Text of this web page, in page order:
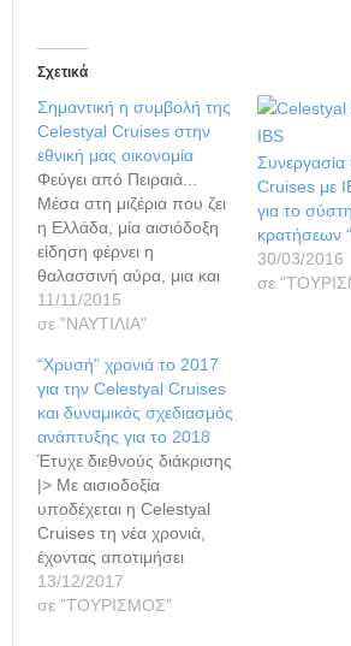
Σχετικά
Σημαντική η συμβολή της
Celestyal Cruises στην
εθνική μας οικονομία
Φεύγει από Πειραιά...
Μέσα στη μιζέρια που ζει
η Ελλάδα, μία αισιόδοξη
είδηση φέρνει η
θαλασσινή αύρα, μια και
η Celestyal Cruises, έχει
το… θράσος να δηλώνει
χτύπησε η οικονομική
κρίση, αλλά σημείωσε και
μεγαλύτερα κέρδη, ενώ η
περίοδος 2015-2016
αναμένεται πιο
«χρυσοφόρος». Όμως
η…
11/11/2015
σε "ΝΑΥΤΙΛΙΑ"
Cruises με
για το
κρατήσεων
30/03/2016
σε
“Χρυσή” χρονιά το 2017
για την Celestyal Cruises
και δυναμικός σχεδιασμός
ανάπτυξης για το 2018
Έτυχε διεθνούς διάκρισης
|> Με αισιοδοξία
υποδέχεται η Celestyal
Cruises τη νέα χρονιά,
έχοντας αποτιμήσει
θετικά την πορεία της το
2017, η οποία
13/12/2017
σε "ΤΟΥΡΙΣΜΟΣ"